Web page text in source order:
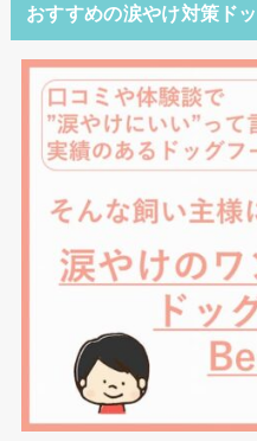
おすすめの涙やけ対策ド